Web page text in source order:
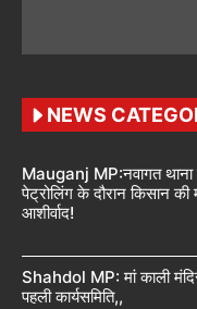
NEWS
Mauganj MP:नवागत थाना
पेट्रोलिंग के दौरान किसान
आशीर्वाद!
Shahdol MP: मां काली
पहली कार्यसमिति,,